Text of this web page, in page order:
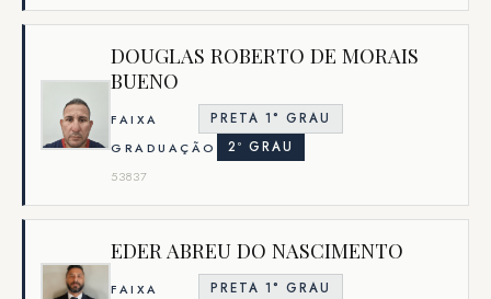
DOUGLAS ROBERTO DE MORAIS
BUENO
FAIXA
PRETA 1° GRAU
GRADUAÇÃO
2º GRAU
53837
EDER ABREU DO NASCIMENTO
FAIXA
PRETA 1° GRAU